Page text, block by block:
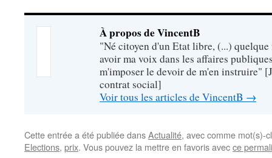
À propos de VincentB
"Né citoyen d'un Etat libre, (...)
avoir ma voix dans les affaires
m'imposer le devoir de m'en instruire"
contrat social]
Voir tous les articles de VincentB →
Cette entrée a été publiée dansActualité, avec comme mot(s)-
Elections, prix. Vous pouvez la mettre en favoris avecce